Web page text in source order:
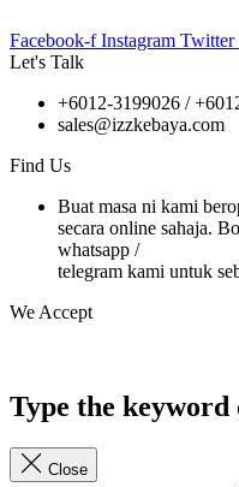
Facebook-f Instagram Twitter
Let's Talk
+6012-3199026 / +6
sales@izzkebaya.com
Find Us
Buat masa ni kami
secara online sahaja.
whatsapp /
telegram kami untuk
We Accept
Type the
Close